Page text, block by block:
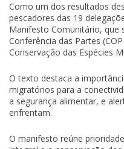
Como um dos resultados
pescadores das 19
Manifesto Comunitário, que
Conferência das Partes
Conservação das Espécies
O texto destaca a
migratórios para a
a segurança alimentar, e
enfrentam.
O manifesto reúne